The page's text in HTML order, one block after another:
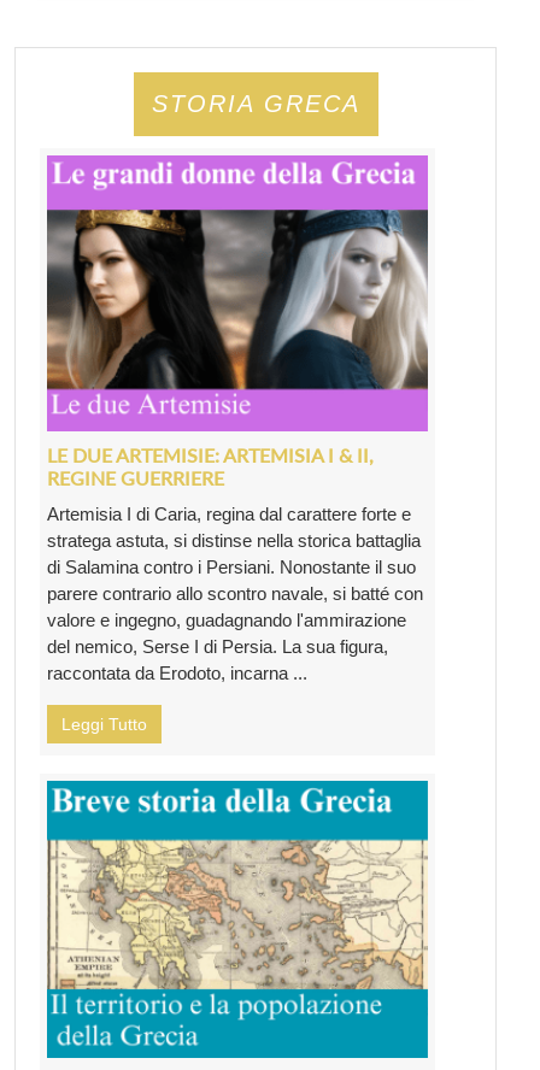
STORIA GRECA
LE DUE ARTEMISIE: ARTEMISIA I & II,
REGINE GUERRIERE
Artemisia I di Caria, regina dal carattere forte e
stratega astuta, si distinse nella storica battaglia
di Salamina contro i Persiani. Nonostante il suo
parere contrario allo scontro navale, si batté con
valore e ingegno, guadagnando l'ammirazione
del nemico, Serse I di Persia. La sua figura,
raccontata da Erodoto, incarna ...
Leggi Tutto